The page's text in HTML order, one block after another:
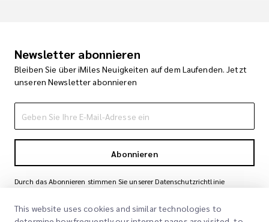
Newsletter abonnieren
Bleiben Sie über iMiles Neuigkeiten auf dem Laufenden. Jetzt
unseren Newsletter abonnieren
Abonnieren
Durch das Abonnieren stimmen Sie unserer Datenschutzrichtlinie
This website uses cookies and similar technologies to